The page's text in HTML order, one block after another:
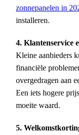
zonnepanelen in
installeren.
4. Klantenservice
Kleine aanbieders
financiële
overgedragen aan
Een iets hogere
moeite waard.
5.